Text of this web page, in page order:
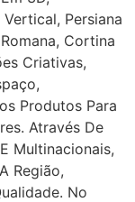
Persiana
Cortina
Criativas,
Produtos Para
Através De
Multinacionais,
Região,
No